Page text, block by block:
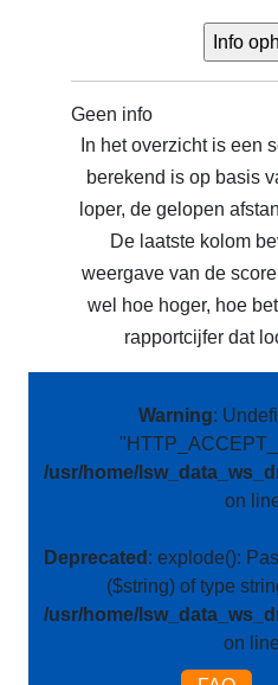
Geen info
In het overzicht is een
berekend is op basis
loper, de gelopen
De laatste kolom
weergave van de
wel hoe hoger, hoe
rapportcijfer dat
Warning:
/usr/home/
on
Deprecated : explode():
($string) of type
/usr/home/
on line